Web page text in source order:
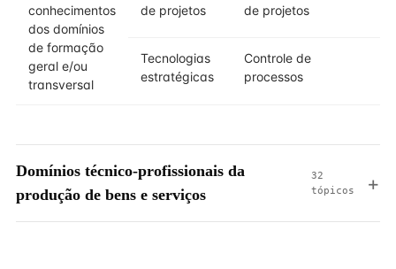
conhecimentos
dos domínios
de formação
geral e/ou
transversal
de projetos
de projetos
Tecnologias
estratégicas
Controle de
processos
Domínios técnico-profissionais da
produção de bens e serviços
32
tópicos